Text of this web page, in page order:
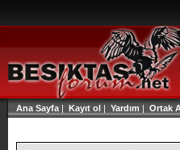
Ana Sayfa | Kayıt ol | Yardım | Ortak